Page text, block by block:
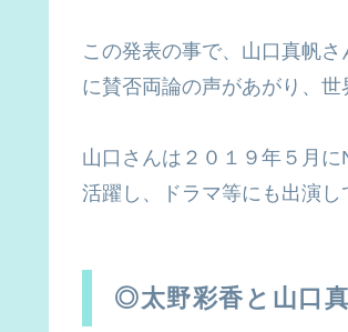
この発表の事で、山口真帆
に賛否両論の声があがり、世
山口さんは２０１９年５月
活躍し、ドラマ等にも出演し
◎太野彩香と山口